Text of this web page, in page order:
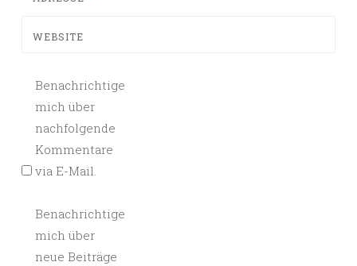
WEBSITE
Benachrichtige
mich über
nachfolgende
Kommentare
via E-Mail.
Benachrichtige
mich über
neue Beiträge